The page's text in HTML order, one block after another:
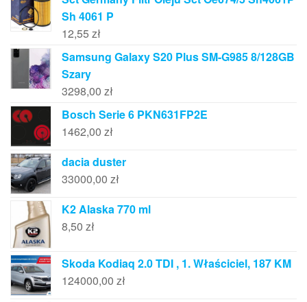
Sh 4061 P
12,55 zł
Samsung Galaxy S20 Plus SM-G985 8/128GB
Szary
3298,00 zł
Bosch Serie 6 PKN631FP2E
1462,00 zł
dacia duster
33000,00 zł
K2 Alaska 770 ml
8,50 zł
Skoda Kodiaq 2.0 TDI , 1. Właściciel, 187 KM
124000,00 zł